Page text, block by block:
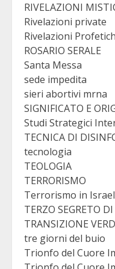
RIVELAZIONI
Rivelazioni private
Rivelazioni
ROSARIO SERALE
Santa Messa
sede impedita
sieri abortivi mrna
SIGNIFICATO E
Studi Strategici
TECNICA DI
tecnologia
TEOLOGIA
TERRORISMO
Terrorismo in
TERZO SEGRETO
TRANSIZIONE
tre giorni del buio
Trionfo del Cuore